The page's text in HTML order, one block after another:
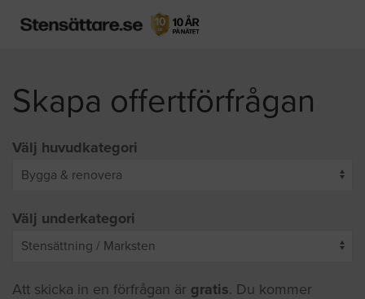
Skapa offertförfrågan
Välj huvudkategori
Välj underkategori
Att skicka in en förfrågan är gratis. Du kommer